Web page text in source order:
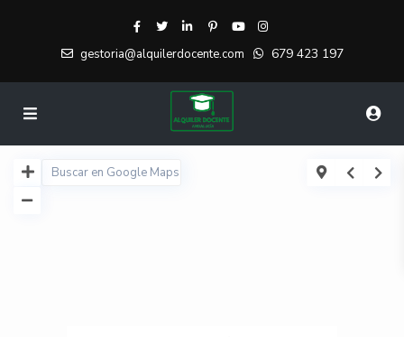
gestoria@alquilerdocente.com 679 423 197